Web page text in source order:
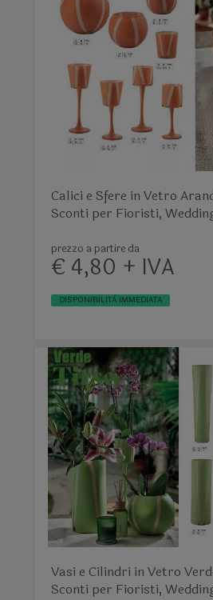
Calici e Sfere in Vetro
Sconti per Fioristi,
prezzo a partire da
€ 4,80 + IVA
DISPONIBILITÀ IMMEDIATA
Vasi e Cilindri in Vetro
Sconti per Fioristi,